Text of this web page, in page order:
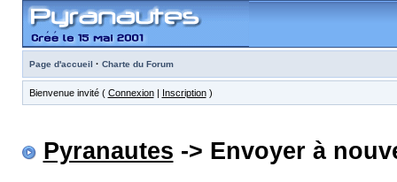
Page d'accueil · Charte du Forum
Bienvenue invité ( Connexion| Inscription)
Pyranautes -> Envoyer à